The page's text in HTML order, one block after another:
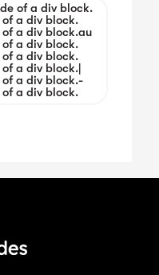
of a div block.
of a div block.
of a div block.au
of a div block.
of a div block.
of a div block.|
of a div block.-
of a div block.